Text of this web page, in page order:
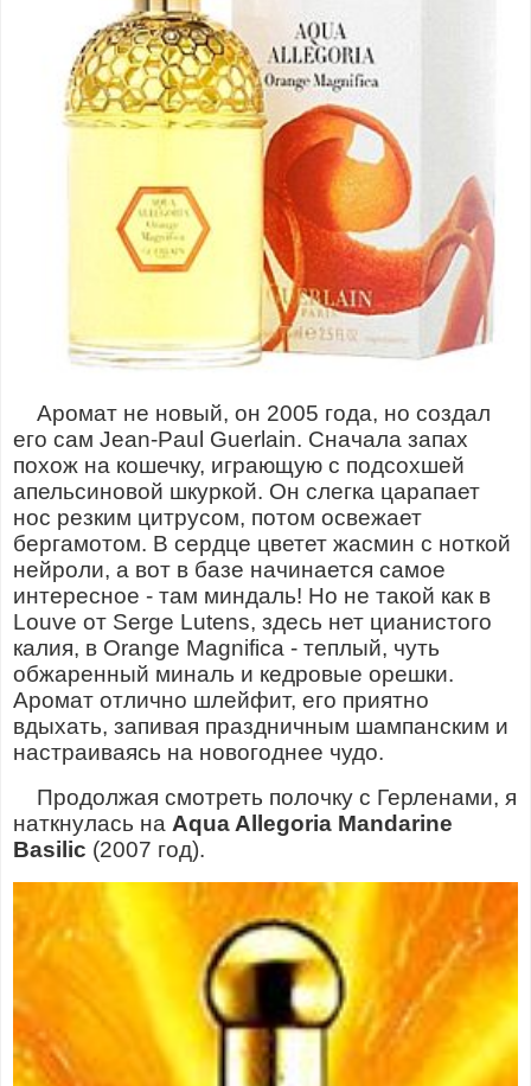
Аромат не новый, он 2005 года, но создал
его сам Jean-Paul Guerlain. Сначала запах
похож на кошечку, играющую с подсохшей
апельсиновой шкуркой. Он слегка царапает
нос резким цитрусом, потом освежает
бергамотом. В сердце цветет жасмин с ноткой
нейроли, а вот в базе начинается самое
интересное - там миндаль! Но не такой как в
Louve от Serge Lutens, здесь нет цианистого
калия, в Orange Magnifica - теплый, чуть
обжаренный миналь и кедровые орешки.
Аромат отлично шлейфит, его приятно
вдыхать, запивая праздничным шампанским и
настраиваясь на новогоднее чудо.
Продолжая смотреть полочку с Герленами, я
наткнулась на Aqua Allegoria Mandarine
Basilic (2007 год).